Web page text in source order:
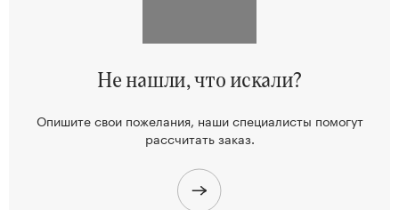
Не нашли,что искали?
Опишите свои пожелания, нашиспециалисты помогут
рассчитать заказ.